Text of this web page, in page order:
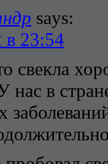
says:
в 23:54
свекла
нас в